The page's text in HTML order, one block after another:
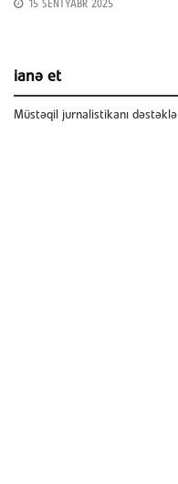
15 SENTYABR 2025
ianə et
Müstəqil jurnalistikanı dəstəklə